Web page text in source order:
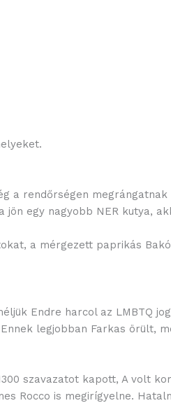
a rendőrségen megrángatnak
jön egy nagyobb NER kutya,
a mérgezett paprikás
Endre harcol az LMBTQ
legjobban Farkas örült,
szavazatot kapott, A volt
Rocco is megirígyelne.